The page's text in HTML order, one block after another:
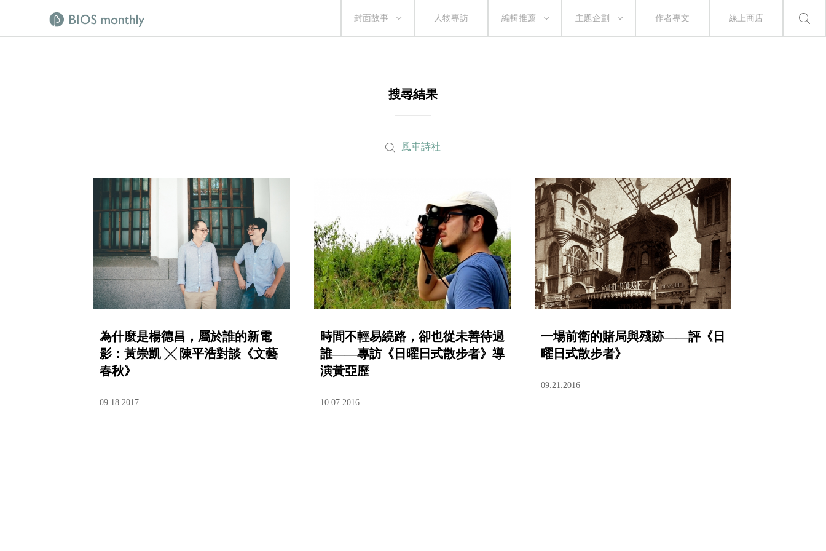
封面故事 人物專訪 編輯推薦 主題企劃 作者專文 線上商店
搜尋結果
風車詩社
為什麼是楊德昌，屬於誰的新電
影：黃崇凱 ╳ 陳平浩對談《文藝
春秋》
09.18.2017
時間不輕易繞路，卻也從未善待過
誰——專訪《日曜日式散步者》導
演黃亞歷
10.07.2016
一場前衛的賭局與殘跡——評《日
曜日式散步者》
09.21.2016